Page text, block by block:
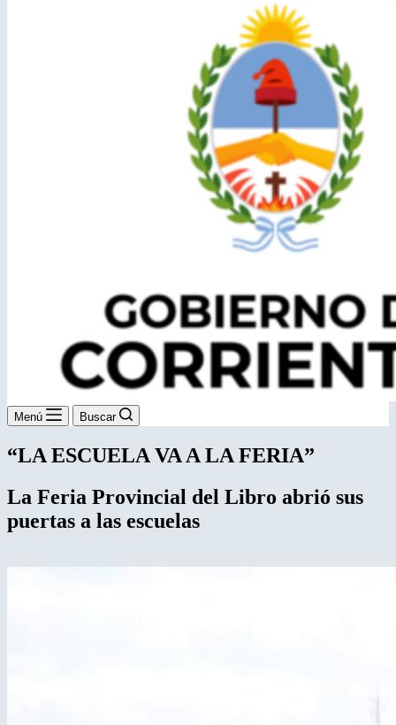
Menú Buscar
“LA ESCUELA VA A LA FERIA”
La Feria Provincial del Libro abrió sus
puertas a las escuelas